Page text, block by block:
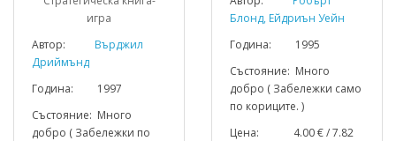
игра
Автор:
Върджил
Дриймънд
Година: 1997
Състояние: Много
добро ( Забележки по
Блонд, Ейдриън Уейн
Година: 1995
Състояние: Много
добро ( Забележки само
по кориците. )
Цена: 4.00 € / 7.82